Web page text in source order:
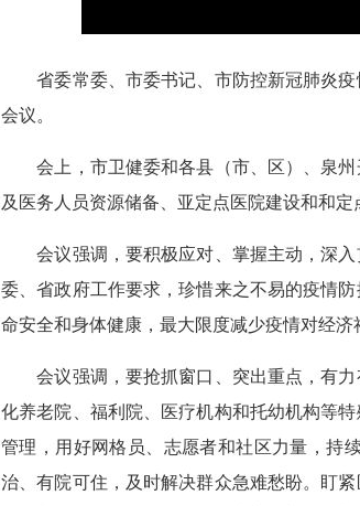
省委常委、市委书记、市防控新冠肺炎疫
会议。
会上，市卫健委和各县（市、区）、泉州
及医务人员资源储备、亚定点医院建设和和定
会议强调，要积极应对、掌握主动，深入
委、省政府工作要求，珍惜来之不易的疫情
命安全和身体健康，最大限度减少疫情对经济
会议强调，要抢抓窗口、突出重点，有力
化养老院、福利院、医疗机构和托幼机构等
管理，用好网格员、志愿者和社区力量，持
治、有院可住，及时解决群众急难愁盼。盯